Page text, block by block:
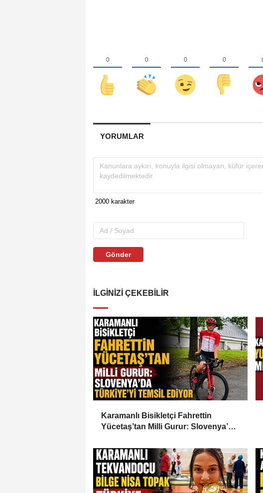
YORUMLAR
Gönder
İLGINIZI ÇEKEBILIR
Karamanlı Bisikletçi Fahrettin
Yücetaş’tan Milli Gurur: Slovenya’da